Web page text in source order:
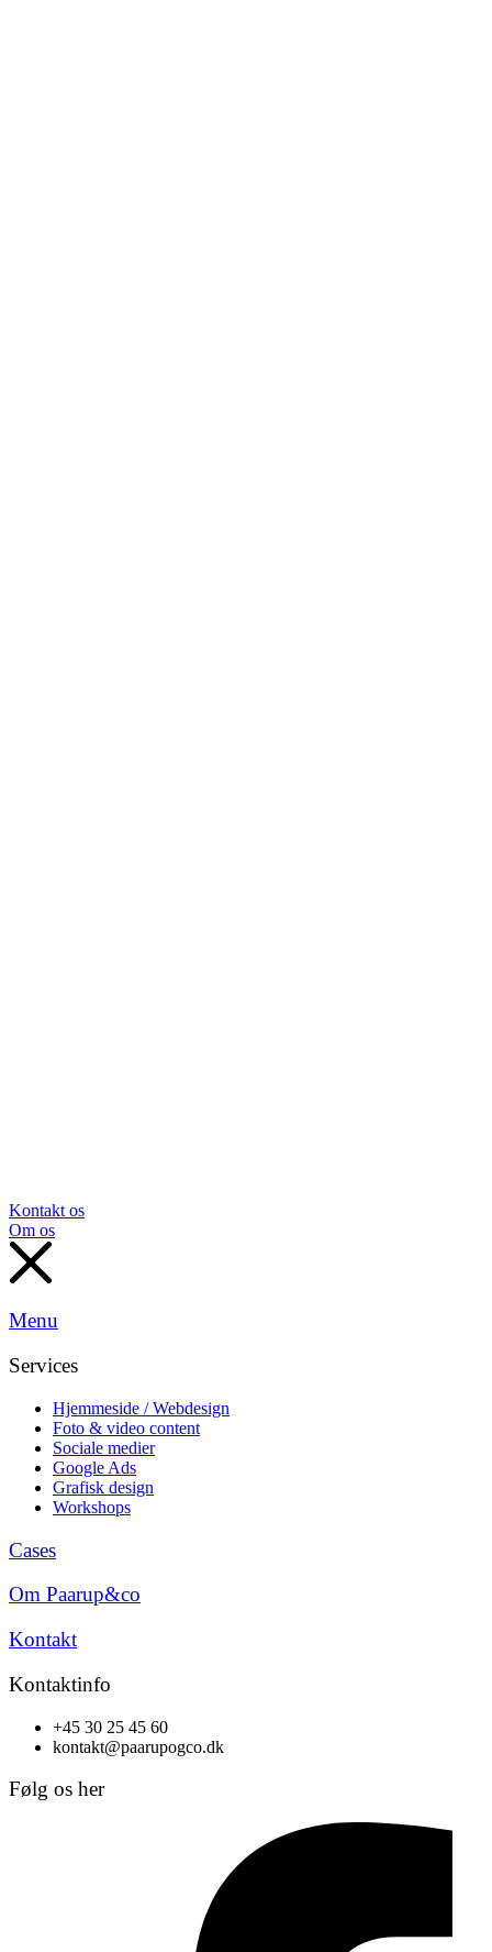
Kontakt os
Om os
Menu
Services
Hjemmeside / Webdesign
Foto & video content
Sociale medier
Google Ads
Grafisk design
Workshops
Cases
Om Paarup&co
Kontakt
Kontaktinfo
+45 30 25 45 60
kontakt@paarupogco.dk
Følg os her